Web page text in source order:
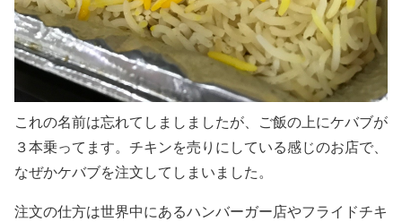
これの名前は忘れてしましましたが、ご飯の上にケバブが
３本乗ってます。チキンを売りにしている感じのお店で、
なぜかケバブを注文してしまいました。
注文の仕方は世界中にあるハンバーガー店やフライドチキ